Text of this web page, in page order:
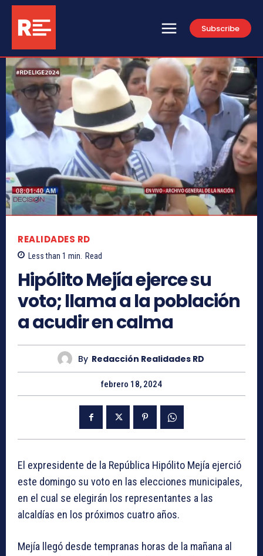
Subscribe
REALIDADES RD
Less than 1 min. Read
Hipólito Mejía ejerce su
voto; llama a la población
a acudir en calma
By Redacción Realidades RD
febrero 18, 2024
El expresidente de la República Hipólito Mejía ejerció
este domingo su voto en las elecciones municipales,
en el cual se elegirán los representantes a las
alcaldías en los próximos cuatro años.
Mejía llegó desde tempranas horas de la mañana al